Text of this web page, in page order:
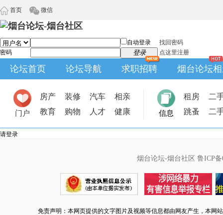
首页 微信
自动登录
找回密码
密码
登录 点这里注册
论坛首页 论坛导航 求职招聘 烟台论坛
门户
房产 装修 汽车
相亲
教育
购物 人才 健康 信息
租房
二
跳蚤
二
请登录
烟台论坛-烟台社区 鲁ICP备
免责声明：本网页提供的文字图片及视频等信息都由网友产生，本网